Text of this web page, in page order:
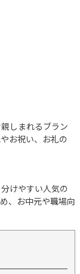
しまれるブラン
お祝い、お礼の
けやすい人気の
、お中元や職場向